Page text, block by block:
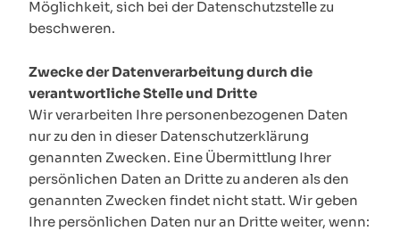
Möglichkeit, sich bei der Datenschutzstelle zu
beschweren.
Zwecke der Datenverarbeitung durch die
verantwortliche Stelle und Dritte
Wir verarbeiten Ihre personenbezogenen Daten
nur zu den in dieser Datenschutzerklärung
genannten Zwecken. Eine Übermittlung Ihrer
persönlichen Daten an Dritte zu anderen als den
genannten Zwecken findet nicht statt. Wir geben
Ihre persönlichen Daten nur an Dritte weiter, wenn: